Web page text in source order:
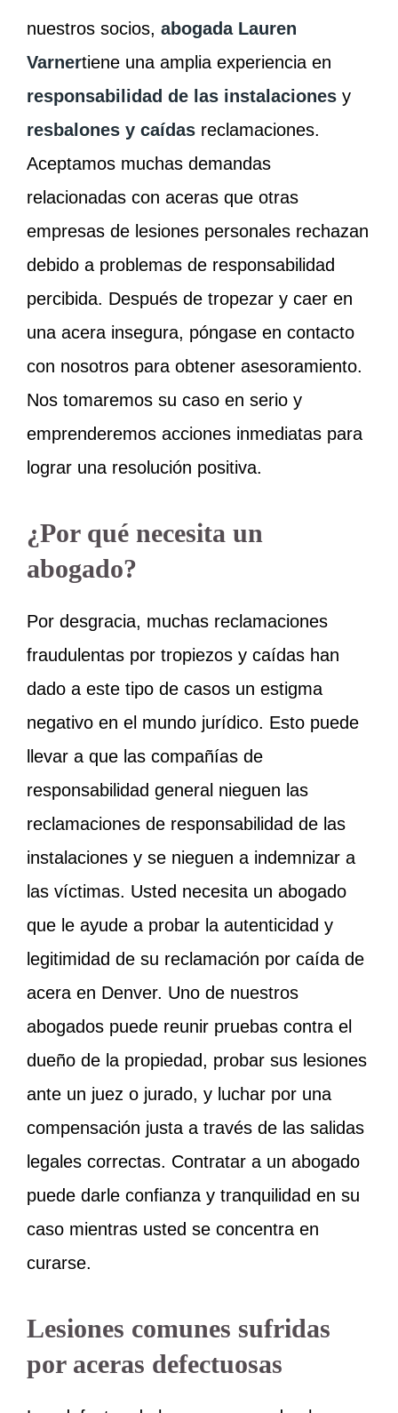
nuestros socios, abogada Lauren
Varnertiene una amplia experiencia en
responsabilidad de las instalaciones y
resbalones y caídas reclamaciones.
Aceptamos muchas demandas
relacionadas con aceras que otras
empresas de lesiones personales rechazan
debido a problemas de responsabilidad
percibida. Después de tropezar y caer en
una acera insegura, póngase en contacto
con nosotros para obtener asesoramiento.
Nos tomaremos su caso en serio y
emprenderemos acciones inmediatas para
lograr una resolución positiva.
¿Por qué necesita un
abogado?
Por desgracia, muchas reclamaciones
fraudulentas por tropiezos y caídas han
dado a este tipo de casos un estigma
negativo en el mundo jurídico. Esto puede
llevar a que las compañías de
responsabilidad general nieguen las
reclamaciones de responsabilidad de las
instalaciones y se nieguen a indemnizar a
las víctimas. Usted necesita un abogado
que le ayude a probar la autenticidad y
legitimidad de su reclamación por caída de
acera en Denver. Uno de nuestros
abogados puede reunir pruebas contra el
dueño de la propiedad, probar sus lesiones
ante un juez o jurado, y luchar por una
compensación justa a través de las salidas
legales correctas. Contratar a un abogado
puede darle confianza y tranquilidad en su
caso mientras usted se concentra en
curarse.
Lesiones comunes sufridas
por aceras defectuosas